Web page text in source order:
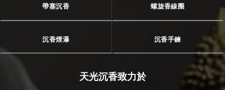
帶塞沉香 螺旋香線圈
沉香煙瀑 沉香手鍊
天光沉香致力於